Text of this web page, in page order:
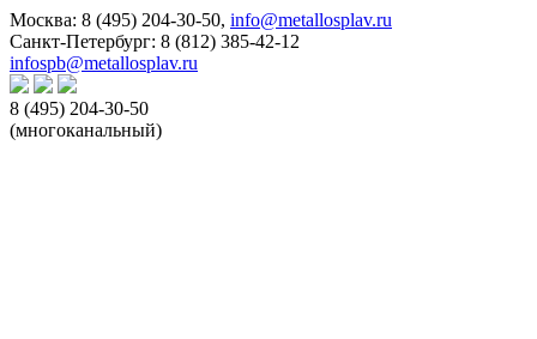
Москва: 8 (495) 204-30-50, info@metallosplav.ru
Санкт-Петербург: 8 (812) 385-42-12
infospb@metallosplav.ru
8 (495) 204-30-50
(многоканальный)